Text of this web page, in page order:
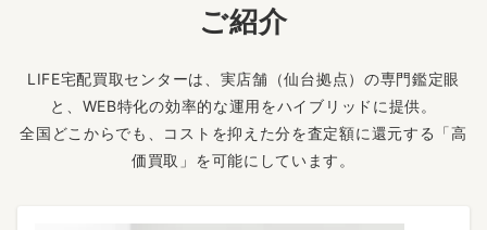
ご紹介
LIFE宅配買取センターは、実店舗（仙台拠点）の専門鑑定眼
と、WEB特化の効率的な運用をハイブリッドに提供。
全国どこからでも、コストを抑えた分を査定額に還元する「高
価買取」を可能にしています。